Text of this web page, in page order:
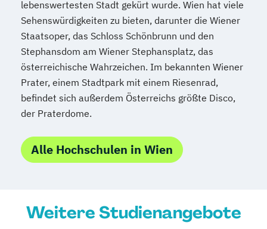
Spezialist*in Informationssysteme
Spezialist*in Logistik 4.0
Spezialist*in Produktion 4.0
Spezialist*in Sportpsychologie und
Spezialist*in Wirtschaftsinformatik
Spezialist*in für digitale Geschäftsmodelle
Management und Coaching
Spezialist*in internationales Recht
Sprachdiplom "Cambridge English: First
lebenswertesten Stadt gekürt wurde. Wien hat viele
Sehenswürdigkeiten zu bieten, darunter die Wiener
Staatsoper, das Schloss Schönbrunn und den
Stephansdom am Wiener Stephansplatz, das
österreichische Wahrzeichen. Im bekannten Wiener
Prater, einem Stadtpark mit einem Riesenrad,
befindet sich außerdem Österreichs größte Disco,
der Praterdome.
Alle Hochschulen in Wien
Weitere Studienangebote